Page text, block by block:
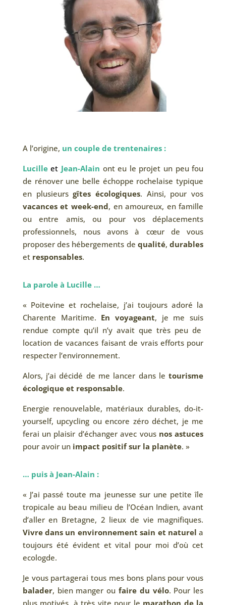
A l’origine, un couple de trentenaires :
Lucille et Jean-Alain ont eu le projet un peu fou
de rénover une belle échoppe rochelaise typique
en plusieursgîtes écologiques. Ainsi, pour vos
vacances et week-end, en amoureux, en famille
ou entre amis, ou pour vos déplacements
professionnels, nous avons à cœur de vous
proposer des hébergements de qualité,durables
etresponsables.
La parole à Lucille …
« Poitevine et rochelaise, j’ai toujours adoré la
Charente Maritime. En voyageant, je me suis
rendue compte qu’il n’y avait que très peu de
location de vacances faisant de vrais efforts pour
respecter l’environnement.
Alors, j’ai décidé de me lancer dans letourisme
écologique et responsable.
Energie renouvelable, matériaux durables, do-it-
yourself, upcycling ou encore zéro déchet, je me
ferai un plaisir d’échanger avec vous nos astuces
pour avoir un impact positif sur la planète. »
… puis à Jean-Alain :
« J’ai passé toute ma jeunesse sur une petite île
tropicale au beau milieu de l’Océan Indien, avant
d’aller en Bretagne, 2 lieux de vie magnifiques.
Vivre dans un environnement sain et naturel a
toujours été évident et vital pour moi d’où cet
ecologde.
Je vous partagerai tous mes bons plans pour vous
balader, bien manger ou faire du vélo. Pour les